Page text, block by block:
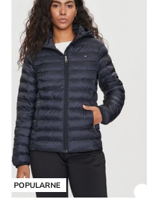
POPULARNE